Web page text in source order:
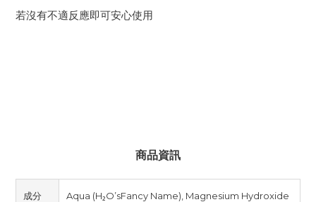
若沒有不適反應即可安心使用
商品資訊
成分
Aqua (H₂O’sFancy Name), Magnesium Hydroxide